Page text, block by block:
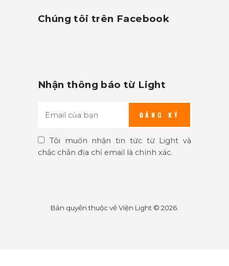
Chúng tôi trên Facebook
Nhận thông báo từ Light
ĐĂNG KÝ
Tôi muốn nhận tin tức từ Light và
chắc chắn địa chỉ email là chính xác.
Bản quyền thuộc vềViện Light © 2026.